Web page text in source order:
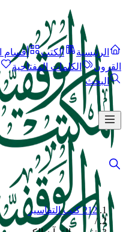
الرئيسية الكتب أقسام
القرون
الكلمات المفتاحية
البحث
212 كتب التفاسير
/